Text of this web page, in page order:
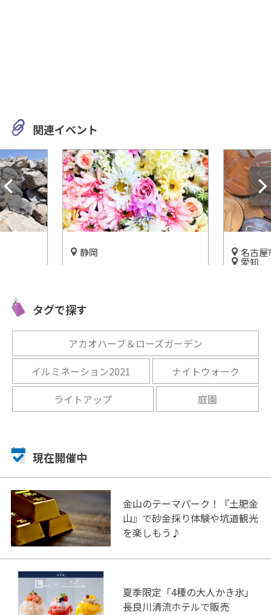
関連イベント
静岡
開催中
名古屋
愛知
タグで探す
アカオハーブ＆ローズガーデン
イルミネーション2021
ナイトウォーク
ライトアップ
庭園
現在開催中
金山のテーマパーク！『土肥金
山』で砂金採り体験や坑道観光
を楽しもう♪
夏季限定「4種の大人かき氷」
長良川清流ホテルで販売